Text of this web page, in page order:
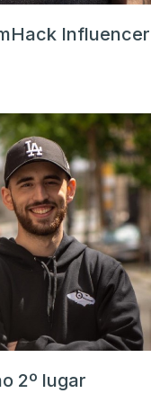
Influencer
2º lugar